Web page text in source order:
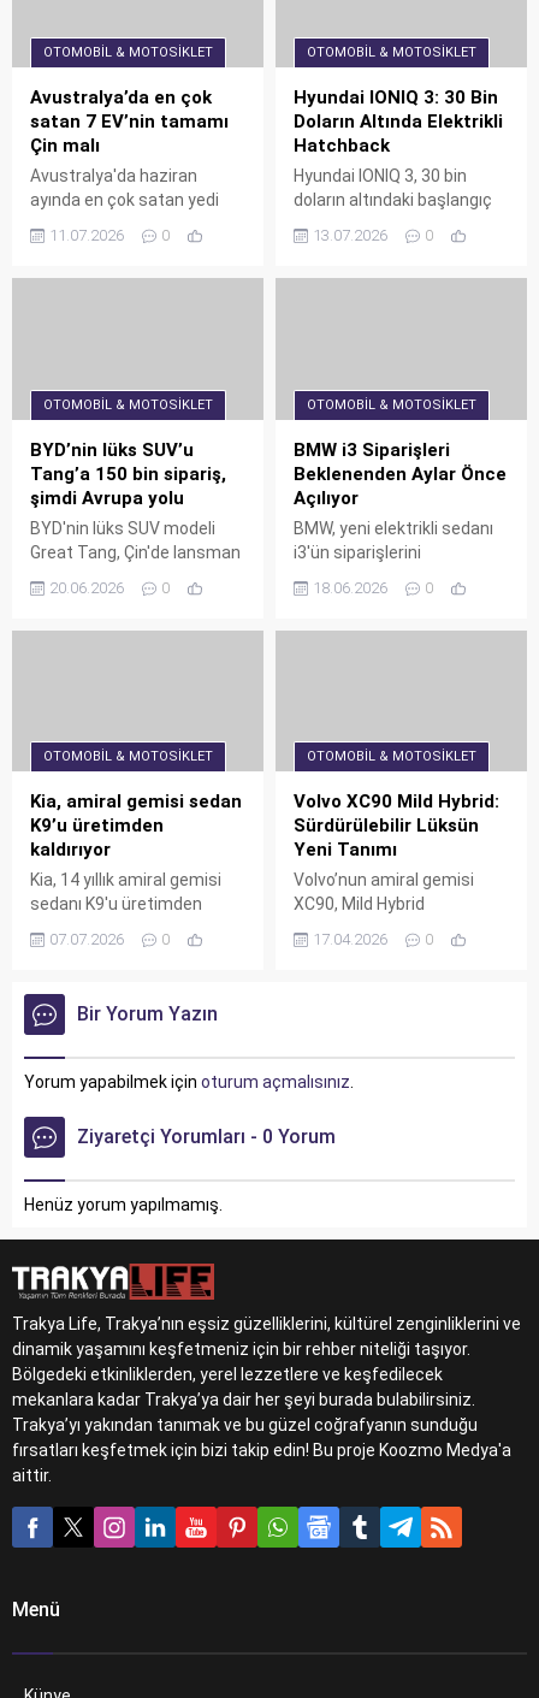
OTOMOBIL & MOTOSIKLET
Avustralya’da en çok
satan 7 EV’nin tamamı
Çin malı
Avustralya'da haziran
ayında en çok satan yedi
elektrikli aracın tamamı Çin
malı: BYD, Geely, MG ve
seriyor.
11.07.2026 0
OTOMOBIL & MOTOSIKLET
Hyundai IONIQ 3: 30 Bin
Doların Altında Elektrikli
Hatchback
Hyundai IONIQ 3, 30 bin
doların altındaki başlangıç
fiyatıyla şimdiden rekor
düzeyde ilgi topluyor. Yeni
seçenek.
13.07.2026 0
OTOMOBIL & MOTOSIKLET
BYD’nin lüks SUV’u
Tang’a 150 bin sipariş,
şimdi Avrupa yolu
BYD'nin lüks SUV modeli
Great Tang, Çin'de lansman
alarak rekor kırdı. 950 km
premium markalarla
rekabet edecek olan bu dev
elektrikli SUV, uygun
fiyatıyla dikkat çekiyor.
20.06.2026 0
OTOMOBIL & MOTOSIKLET
BMW i3 Siparişleri
Beklenenden Aylar Önce
Açılıyor
BMW, yeni elektrikli sedanı
i3'ün siparişlerini
hafta içinde açıyor. 440 mil
olması beklenen model,
Neue Klasse teknolojisiyle
dikkat çekiyor.
18.06.2026 0
OTOMOBIL & MOTOSIKLET
Kia, amiral gemisi sedan
K9’u üretimden
kaldırıyor
Kia, 14 yıllık amiral gemisi
sedanı K9'u üretimden
kaldırıyor. Satışlar 2022'den
bu yana hızla düşerken,
gibi uygun fiyatlı elektrikli
araçlara yönlendiriyor. Kia
araçlara geçiş yaparak
2027'de ilk SDV modelini
piyasaya sürmeyi planlıyor.
07.07.2026 0
OTOMOBIL & MOTOSIKLET
Volvo XC90 Mild Hybrid:
Sürdürülebilir Lüksün
Yeni Tanımı
Volvo’nun amiral gemisi
XC90, Mild Hybrid
teknolojisiyle hem
performansı hem de
sürdürülebilirliği bir arada
17.04.2026 0
Bir Yorum Yazın
Yorum yapabilmek için oturum açmalısınız.
Ziyaretçi Yorumları - 0 Yorum
Henüz yorum yapılmamış.
Trakya Life, Trakya’nın eşsiz güzelliklerini, kültürel zenginliklerini ve
dinamik yaşamını keşfetmeniz için bir rehber niteliği taşıyor.
Bölgedeki etkinliklerden, yerel lezzetlere ve keşfedilecek
mekanlara kadar Trakya’ya dair her şeyi burada bulabilirsiniz.
Trakya’yı yakından tanımak ve bu güzel coğrafyanın sunduğu
fırsatları keşfetmek için bizi takip edin! Bu proje Koozmo Medya'a
aittir.
Menü